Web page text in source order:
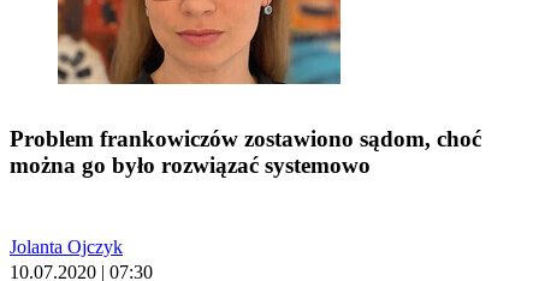
Problem frankowiczów zostawiono sądom, choć
można go było rozwiązać systemowo
Jolanta Ojczyk
10.07.2020 | 07:30